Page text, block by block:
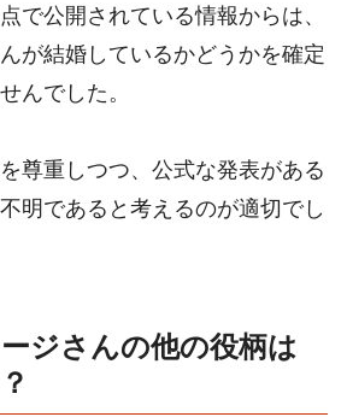
で公開されている情報からは、
が結婚しているかどうかを確定
んでした。
尊重しつつ、公式な発表がある
明であると考えるのが適切でし
ジさんの他の役柄は